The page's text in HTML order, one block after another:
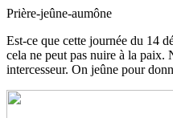
Prière-jeûne-aumône
Est-ce que cette journée du 14
cela ne peut pas nuire à la paix.
intercesseur. On jeûne pour